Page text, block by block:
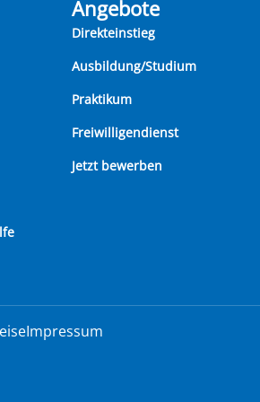
Angebote
Direkteinstieg
Ausbildung/Studium
Praktikum
Freiwilligendienst
Jetzt bewerben
Impressum